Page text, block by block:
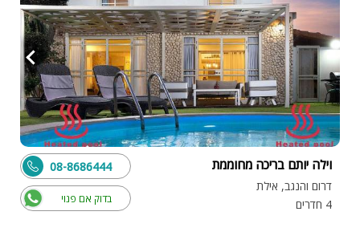
וילה יותם בריכה מחוממת
דרום והנגב, אילת
4 חדרים
בדוק אם פנוי
08-8686444